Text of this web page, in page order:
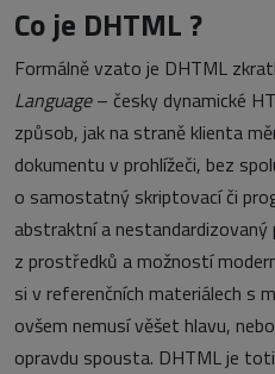
Co je DHTML ?
Formálně vzato je DHTML
Language– česky dynamické
způsob, jak na straně klienta
dokumentu v prohlížeči, bez
o samostatný skriptovací či
abstraktní a nestandardizovaný
z prostředků a možností
si v referenčních materiálech s
ovšem nemusí věšet hlavu,
opravdu spousta. DHTML je